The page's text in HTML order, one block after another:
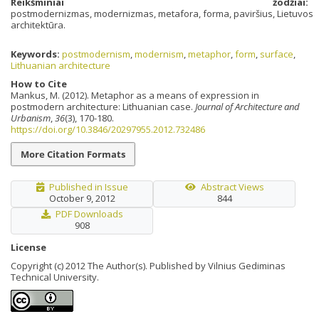
postmodernizmas, modernizmas, metafora, forma, paviršius, Lietuvos
architektūra.
Keywords: postmodernism,modernism,metaphor,form, surface,
Lithuanian architecture
How to Cite
Mankus, M. (2012). Metaphor as a means of expression in
postmodern architecture: Lithuanian case. Journal of Architecture and
Urbanism,36(3), 170-180.
https://doi.org/10.3846/20297955.2012.732486
More Citation Formats
Published in Issue
October 9, 2012
Abstract Views
844
PDF Downloads
908
License
Copyright (c) 2012 The Author(s). Published by Vilnius Gediminas
Technical University.